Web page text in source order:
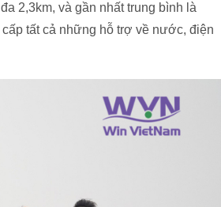
2,3km, và gần nhất trung bình là
tất cả những hỗ trợ về nước, điện